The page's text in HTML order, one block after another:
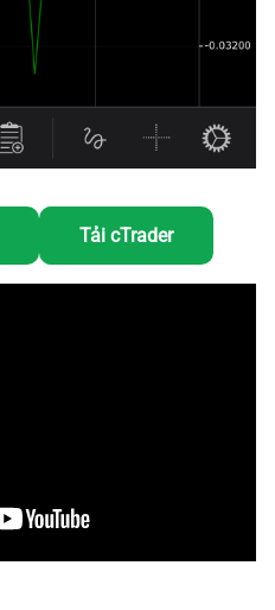
Tải cTrader